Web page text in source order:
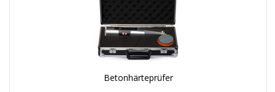
Betonhärteprüfer